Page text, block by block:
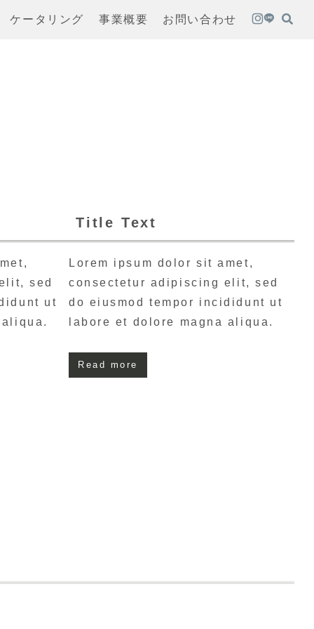
ケータリング 事業概要 お問い合わせ
sed
ut
Title Text
Lorem ipsum dolor sit amet,
consectetur adipiscing elit, sed
do eiusmod tempor incididunt ut
labore et dolore magna aliqua.
Read more